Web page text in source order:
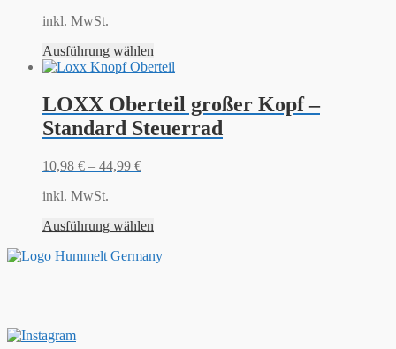
inkl. MwSt.
Ausführung wählen
LOXX Oberteil großer Kopf –
Standard Steuerrad
10,98 € – 44,99 €
inkl. MwSt.
Ausführung wählen